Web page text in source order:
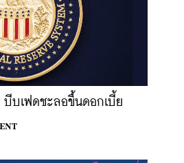
บเฟดชะลอขึ้นดอกเบี้ย